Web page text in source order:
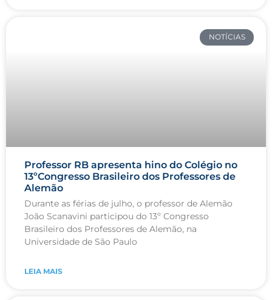
NOTÍCIAS
Professor RB apresenta hino do Colégio no
13ºCongresso Brasileiro dos Professores de
Alemão
Durante as férias de julho, o professor de Alemão
João Scanavini participou do 13º Congresso
Brasileiro dos Professores de Alemão, na
Universidade de São Paulo
LEIA MAIS